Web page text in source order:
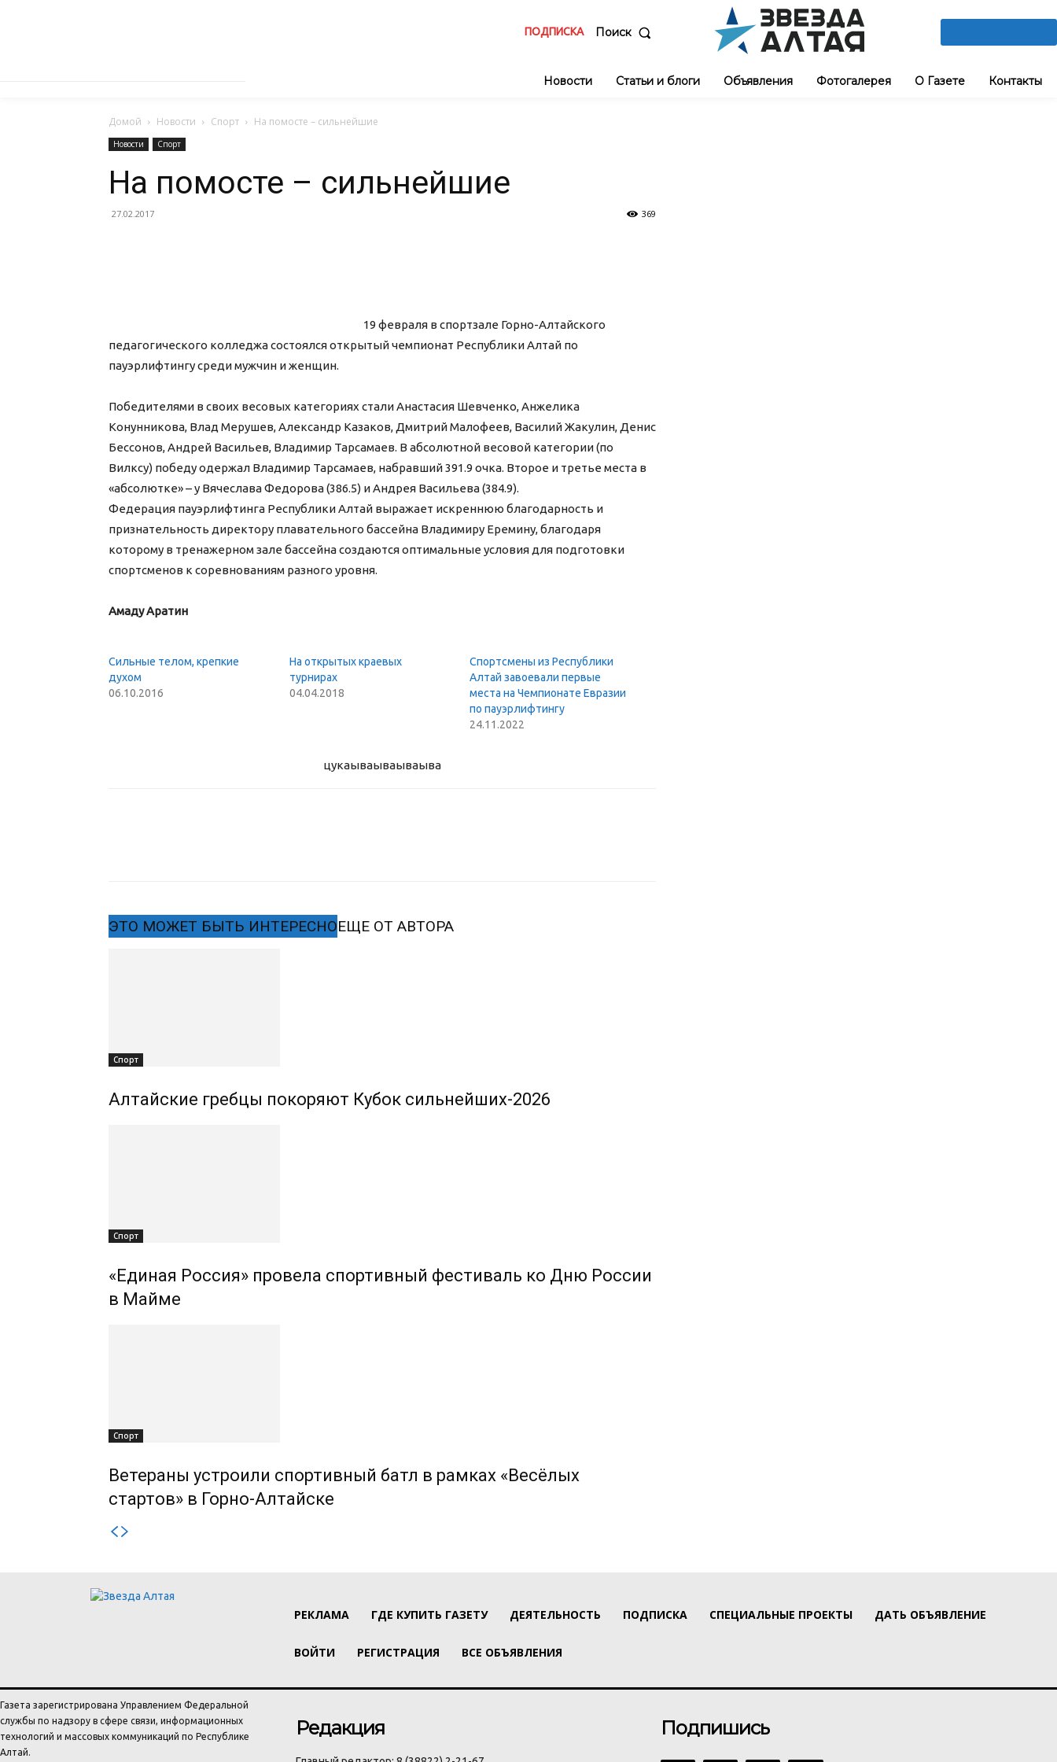
ПОДПИСКА Поиск
Новости Статьи и блоги Объявления Фотогалерея О Газете Контакты
Домой Новости Спорт На помосте – сильнейшие
Новости Спорт
На помосте – сильнейшие
27.02.2017 369
19 февраля в спортзале Горно-Алтайского
педагогического колледжа состоялся открытый чемпионат Республики Алтай по
пауэрлифтингу среди мужчин и женщин.
Победителями в своих весовых категориях стали Анастасия Шевченко, Анжелика
Конунникова, Влад Мерушев, Александр Казаков, Дмитрий Малофеев, Василий Жакулин, Денис
Бессонов, Андрей Васильев, Владимир Тарсамаев. В абсолютной весовой категории (по
Вилксу) победу одержал Владимир Тарсамаев, набравший 391.9 очка. Второе и третье места в
«абсолютке» – у Вячеслава Федорова (386.5) и Андрея Васильева (384.9).
Федерация пауэрлифтинга Республики Алтай выражает искреннюю благодарность и
признательность директору плавательного бассейна Владимиру Еремину, благодаря
которому в тренажерном зале бассейна создаются оптимальные условия для подготовки
спортсменов к соревнованиям разного уровня.
Амаду Аратин
Сильные телом, крепкие
духом
06.10.2016
На открытых краевых
турнирах
04.04.2018
Спортсмены из Республики
Алтай завоевали первые
места на Чемпионате Евразии
по пауэрлифтингу
24.11.2022
цукаываываываыва
ЭТО МОЖЕТ БЫТЬ ИНТЕРЕСНОЕЩЕ ОТ АВТОРА
Спорт
Алтайские гребцы покоряют Кубок сильнейших-2026
Спорт
«Единая Россия» провела спортивный фестиваль ко Дню России
в Майме
Спорт
Ветераны устроили спортивный батл в рамках «Весёлых
стартов» в Горно-Алтайске
РЕКЛАМА ГДЕ КУПИТЬ ГАЗЕТУ ДЕЯТЕЛЬНОСТЬ ПОДПИСКА СПЕЦИАЛЬНЫЕ ПРОЕКТЫ ДАТЬ ОБЪЯВЛЕНИЕ
ВОЙТИ РЕГИСТРАЦИЯ ВСЕ ОБЪЯВЛЕНИЯ
Газета зарегистрирована Управлением Федеральной
службы по надзору в сфере связи, информационных
технологий и массовых коммуникаций по Республике
Алтай.
Редакция Подпишись